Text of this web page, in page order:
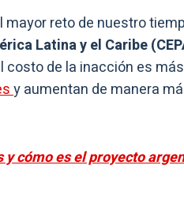
reto de nuestro
Latina y el Caribe
de la inacción es
y aumentan de manera
cómo es el proyecto